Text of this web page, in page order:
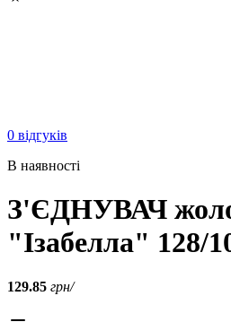
0 відгуків
В наявності
З'ЄДНУВАЧ
"Ізабелла" 128/
129.85 грн/